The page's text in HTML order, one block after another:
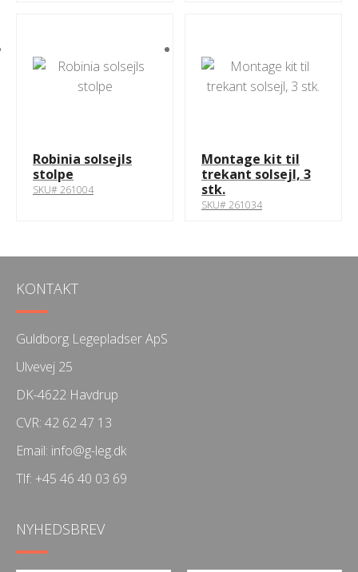
Robinia solsejls
stolpe
SKU# 261004
Montage kit til
trekant solsejl, 3
stk.
SKU# 261034
KONTAKT
Guldborg Legepladser ApS
Ulvevej 25
DK-4622 Havdrup
CVR: 42 62 47 13
Email: info@g-leg.dk
Tlf: +45 46 40 03 69
NYHEDSBREV